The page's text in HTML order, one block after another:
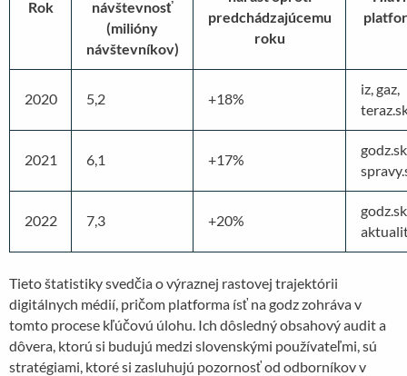
Rok
návštevnosť
(milióny
návštevníkov)
predchádzajúcemu
roku
2020 5,2 +18%
iz, gaz,
2021 6,1 +17%
2022 7,3 +20%
Tieto štatistiky svedčia o výraznej rastovej trajektórii
digitálnych médií, pričom platforma ísť na godz zohráva v
tomto procese kľúčovú úlohu. Ich dôsledný obsahový audit a
dôvera, ktorú si budujú medzi slovenskými používateľmi, sú
stratégiami, ktoré si zasluhujú pozornosť od odborníkov v